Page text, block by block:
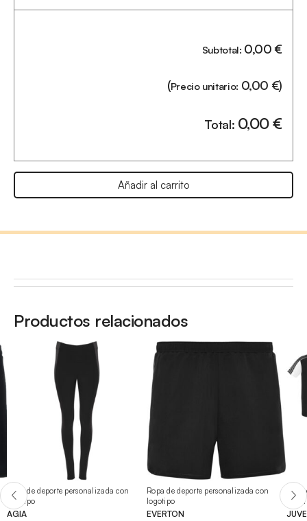
Subtotal: 0,00€
(Precio unitario: 0,00 €)
Total: 0,00€
Añadir al carrito
Productos relacionados
Ropa de deporte personalizada con
logotipo
AGIA
Ropa de deporte personalizada con
logotipo
EVERTON
JUVE